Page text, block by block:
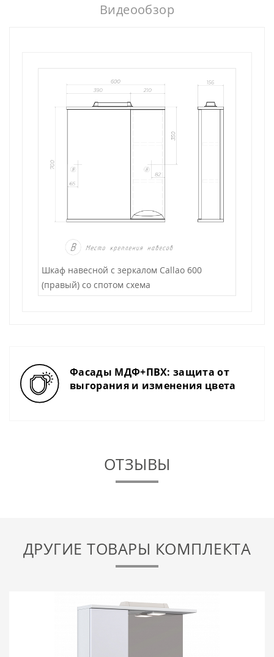
Видеообзор
Шкаф навесной с зеркалом Callao 600
(правый) со спотом схема
Фасады МДФ+ПВХ: защита от
выгорания и изменения цвета
ОТЗЫВЫ
ДРУГИЕ ТОВАРЫ КОМПЛЕКТА